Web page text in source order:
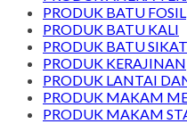
PRODUK BATU FOSIL
PRODUK BATU KALI
PRODUK BATU SIKAT
PRODUK KERAJINAN
PRODUK LANTAI
PRODUK MAKAM
PRODUK MAKAM